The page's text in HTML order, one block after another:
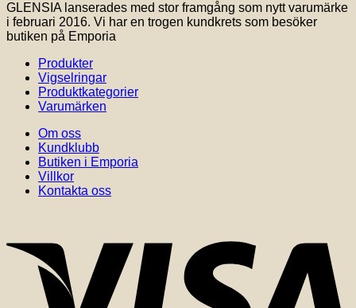
GLENSIA lanserades med stor framgång som nytt varumärke
i februari 2016. Vi har en trogen kundkrets som besöker
butiken på Emporia
Produkter
Vigselringar
Produktkategorier
Varumärken
Om oss
Kundklubb
Butiken i Emporia
Villkor
Kontakta oss